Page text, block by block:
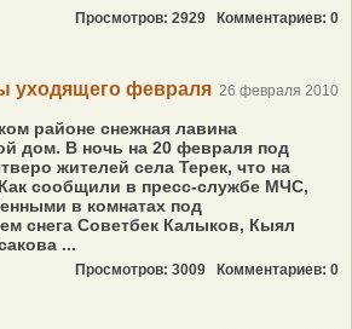
Просмотров: 2929 Комментариев: 0
уходящего февраля 26 февраля 2010
районе снежная лавина
дом. В ночь на 20 февраля под
жителей села Терек, что на
сообщили в пресс-службе МЧС,
в комнатах под
снега Советбек Калыков, Кыял
...
Просмотров: 3009 Комментариев: 0